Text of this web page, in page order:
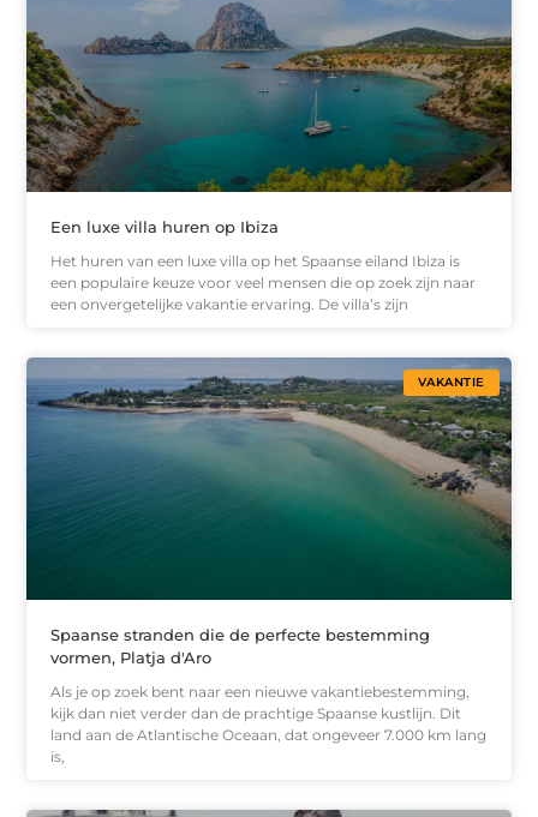
Een luxe villa huren op Ibiza
Het huren van een luxe villa op het Spaanse eiland Ibiza is
een populaire keuze voor veel mensen die op zoek zijn naar
een onvergetelijke vakantie ervaring. De villa’s zijn
VAKANTIE
Spaanse stranden die de perfecte bestemming
vormen, Platja d'Aro
Als je op zoek bent naar een nieuwe vakantiebestemming,
kijk dan niet verder dan de prachtige Spaanse kustlijn. Dit
land aan de Atlantische Oceaan, dat ongeveer 7.000 km lang
is,